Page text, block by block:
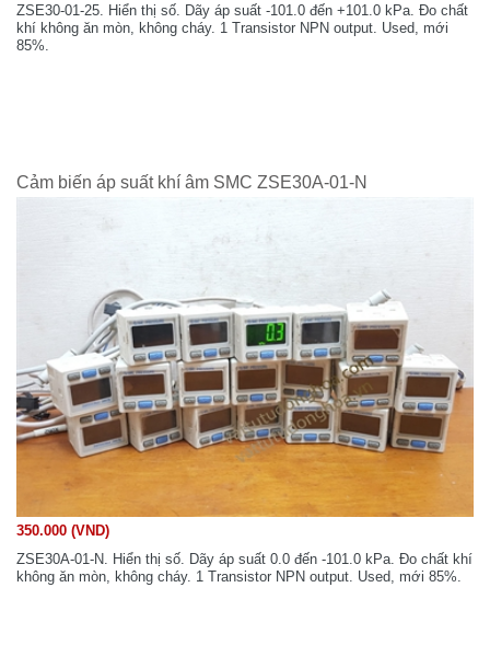
ZSE30-01-25. Hiển thị số. Dãy áp suất -101.0 đến +101.0 kPa. Đo chất
khí không ăn mòn, không cháy. 1 Transistor NPN output. Used, mới
85%.
Cảm biến áp suất khí âm SMC ZSE30A-01-N
350.000 (VND)
ZSE30A-01-N. Hiển thị số. Dãy áp suất 0.0 đến -101.0 kPa. Đo chất khí
không ăn mòn, không cháy. 1 Transistor NPN output. Used, mới 85%.